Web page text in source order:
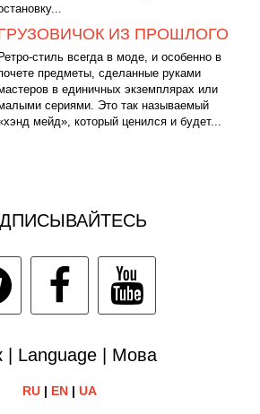
ИЗ ПРОШЛОГО
Ретро-стиль всегда в моде, и особенно в
предметы, сделанные руками
в единичных экземплярах или
сериями. Это так называемый
мейд», который ценился и будет...
| Language | Мова
RU| EN| UA